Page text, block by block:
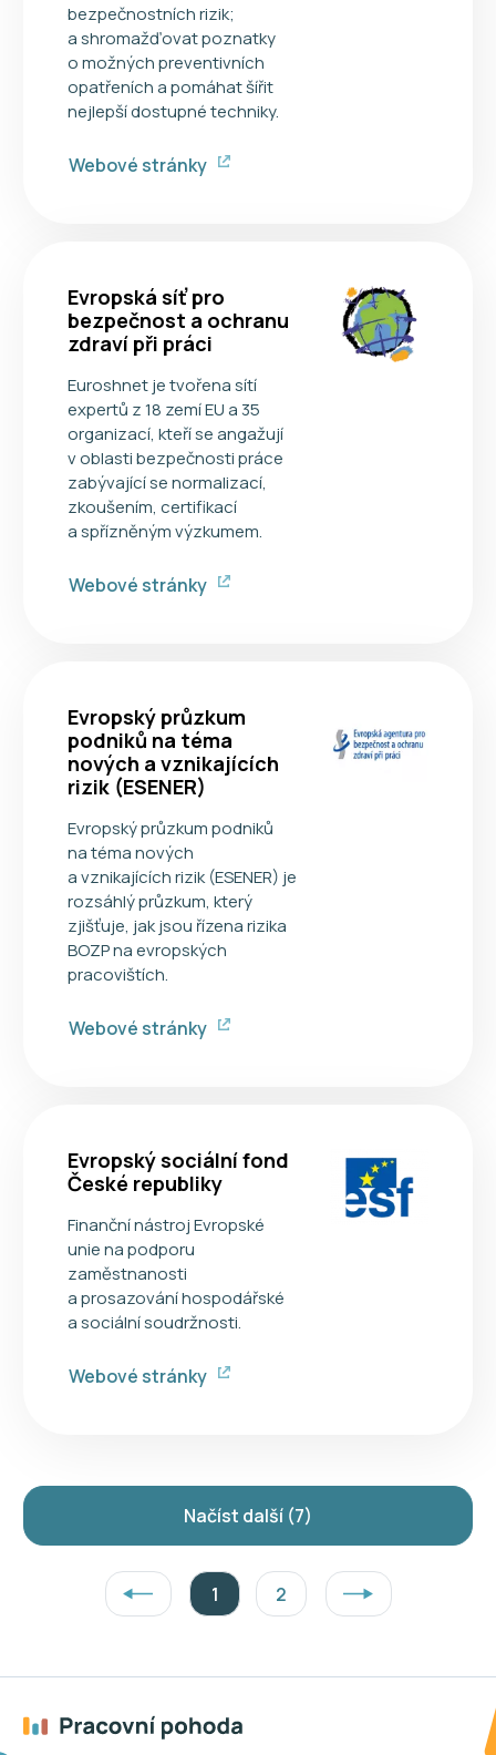
bezpečnostních rizik;
a shromažďovat poznatky
o možných preventivních
opatřeních a pomáhat šířit
nejlepší dostupné techniky.
Webové stránky
Evropská síť pro
bezpečnost a ochranu
zdraví při práci
Euroshnet je tvořena sítí
expertů z 18 zemí EU a 35
organizací, kteří se angažují
v oblasti bezpečnosti práce
zabývající se normalizací,
zkoušením, certifikací
a spřízněným výzkumem.
Webové stránky
Evropský průzkum
podniků na téma
nových a vznikajících
rizik (ESENER)
Evropský průzkum podniků
na téma nových
a vznikajících rizik (ESENER) je
rozsáhlý průzkum, který
zjišťuje, jak jsou řízena rizika
BOZP na evropských
pracovištích.
Webové stránky
Evropský sociální fond
České republiky
Finanční nástroj Evropské
unie na podporu
zaměstnanosti
a prosazování hospodářské
a sociální soudržnosti.
Webové stránky
Načíst další (7)
Předchozí1 2 Další